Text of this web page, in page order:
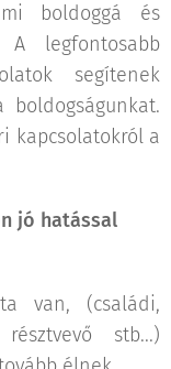
boldoggá és
A legfontosabb
segítenek
kapcsolatokról a
jó hatással
van, (családi,
stb...)